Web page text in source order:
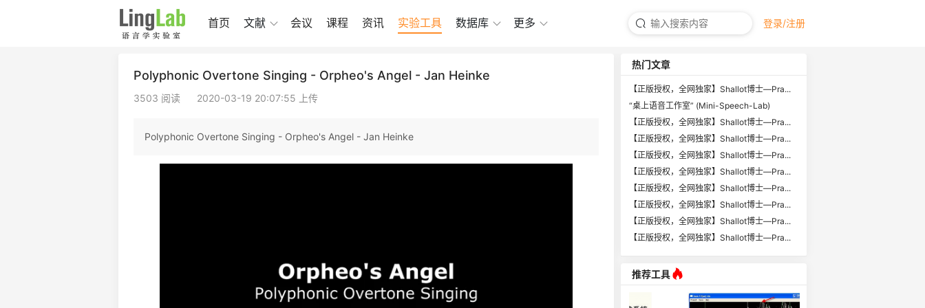
首页 文献 会议 课程 资讯 实验工具 数据库 更多 登录/注册
Polyphonic Overtone Singing - Orpheo's Angel - Jan Heinke
3503 阅读 2020-03-19 20:07:55 上传
Polyphonic Overtone Singing - Orpheo's Angel - Jan Heinke
热门文章
【正版授权，全网独家】Shallot博士—Pra...
“桌上语音工作室” (Mini-Speech-Lab)
【正版授权，全网独家】Shallot博士—Pra...
【正版授权，全网独家】Shallot博士—Pra...
【正版授权，全网独家】Shallot博士—Pra...
【正版授权，全网独家】Shallot博士—Pra...
【正版授权，全网独家】Shallot博士—Pra...
【正版授权，全网独家】Shallot博士—Pra...
【正版授权，全网独家】Shallot博士—Pra...
【正版授权，全网独家】Shallot博士—Pra...
推荐工具